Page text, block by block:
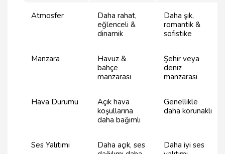
Atmosfer
Daha rahat,
eğlenceli &
dinamik
Daha şık,
romantik &
sofistike
Manzara
Havuz &
bahçe
manzarası
Şehir veya
deniz
manzarası
Hava Durumu
Açık hava
koşullarına
daha bağımlı
Genellikle
daha korunaklı
Ses Yalıtımı
Daha açık, ses
Daha iyi ses